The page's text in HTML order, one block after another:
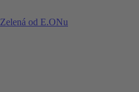
Zelená od E.ONu